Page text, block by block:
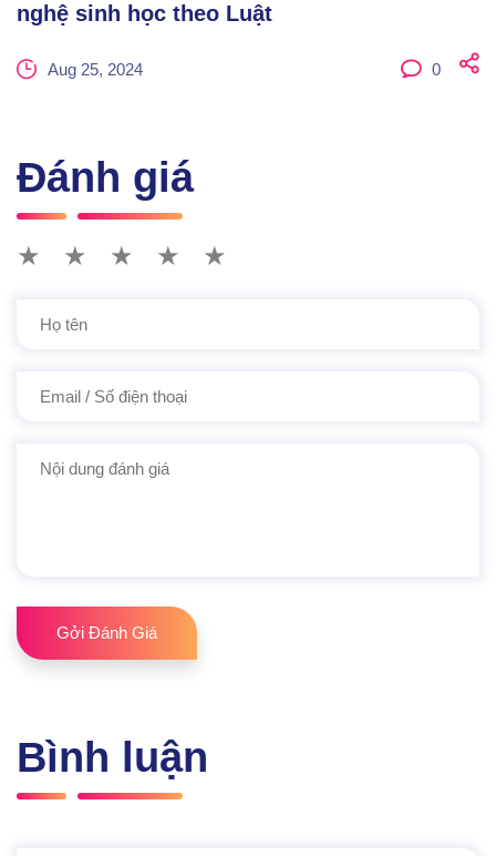
nghệ sinh học theo Luật
Aug 25, 2024 0
Đánh giá
★ ★ ★ ★ ★
Gởi Đánh Giá
Bình luận